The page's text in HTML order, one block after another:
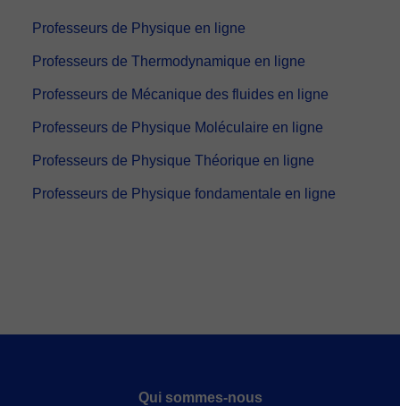
Professeurs de Physique en ligne
Professeurs de Thermodynamique en ligne
Professeurs de Mécanique des fluides en ligne
Professeurs de Physique Moléculaire en ligne
Professeurs de Physique Théorique en ligne
Professeurs de Physique fondamentale en ligne
Qui sommes-nous